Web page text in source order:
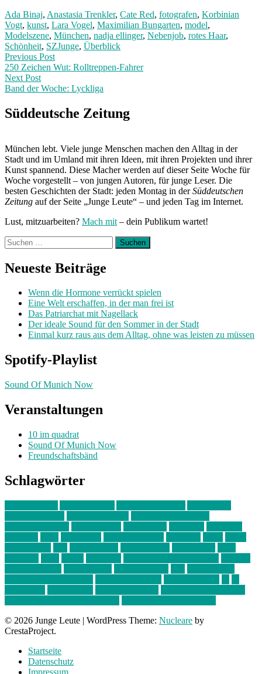
Ada Binaj, Anastasia Trenkler, Cate Red, fotografen, Korbinian
Vogt, kunst, Lara Vogel, Maximilian Bungarten, model,
Modelszene, München, nadja ellinger, Nebenjob, rotes Haar,
Schönheit, SZJunge, Überblick
Post
navigation
Previous PostPrevious
post:
250 Zeichen Wut: Rolltreppen-Fahrer
Next Post
Band der Woche: Lyckliga
Post:
Süddeutsche Zeitung
München lebt. Viele junge Menschen machen den Alltag in der
Stadt und im Umland mit ihren Ideen, mit ihren Projekten und ihrer
Kunst spannend. Diese Macher werden auf dieser Seite Woche für
Woche vorgestellt – von jungen Autoren, für junge Leser. Die
besten Geschichten der Stadt: jeden Montag in derSüddeutschen
Zeitung auf der Seite „Junge Leute“ – und jeden Tag im Internet.
Lust, mitzuarbeiten? Mach mit – dein Publikum wartet!
Suchen
nach:
Neueste Beiträge
Wenn die Hormone verrückt spielen
Eine Welt erschaffen, in der man frei ist
Das Patriarchat mit Nagellack
Der ideale Sound für den Sommer in der Stadt
Einmal kurz raus aus dem Alltag, ohne was leisten zu müssen
Spotify-Playlist
Sound Of Munich Now
Veranstaltungen
10 im quadrat
Sound Of Munich Now
Freundschaftsbänd
Schlagwörter
© 2026 Junge Leute | WordPress Theme: Nucleare by
CrestaProject.
Startseite
Datenschutz
Impressum